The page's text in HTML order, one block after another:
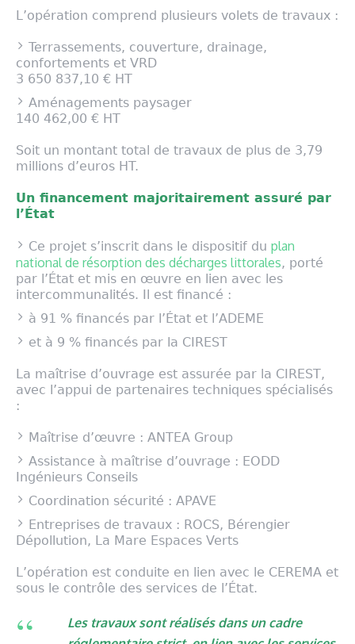
L’opération comprend plusieurs volets de travaux :
Terrassements, couverture, drainage,
confortements et VRD
3 650 837,10 € HT
Aménagements paysager
140 462,00 € HT
Soit un montant total de travaux de plus de 3,79
millions d’euros HT.
Un financement majoritairement assuré par
l’État
Ce projet s’inscrit dans le dispositif du plan
national de résorption des décharges littorales, porté
par l’État et mis en œuvre en lien avec les
intercommunalités. Il est financé :
à 91 % financés par l’État et l’ADEME
et à 9 % financés par la CIREST
La maîtrise d’ouvrage est assurée par la CIREST,
avec l’appui de partenaires techniques spécialisés
:
Maîtrise d’œuvre : ANTEA Group
Assistance à maîtrise d’ouvrage : EODD
Ingénieurs Conseils
Coordination sécurité : APAVE
Entreprises de travaux : ROCS, Bérengier
Dépollution, La Mare Espaces Verts
L’opération est conduite en lien avec le CEREMA et
sous le contrôle des services de l’État.
Les travaux sont réalisés dans un cadre